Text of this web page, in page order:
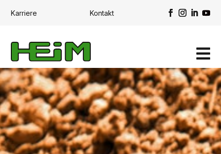
Karriere Kontakt
